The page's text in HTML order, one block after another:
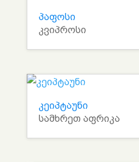
პაფოსი
კვიპროსი
კეიპტაუნი
სამხრეთ აფრიკა